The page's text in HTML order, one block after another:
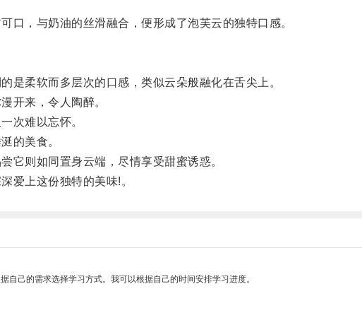
，与奶油的丝滑融合，便形成了泡芙云的独特口感。
柔软而多层次的口感，类似云朵般融化在舌尖上。
来，令人陶醉。
次难以忘怀。
的美食。
则如同置身云端，尽情享受甜蜜诱惑。
上这份独特的美味!。
自己的需求选择学习方式。我可以根据自己的时间安排学习进度。